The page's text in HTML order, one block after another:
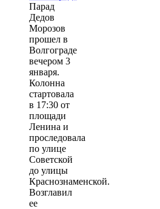
Парад
Дедов
Морозов
прошел в
Волгограде
вечером 3
января.
Колонна
стартовала
в 17:30 от
площади
Ленина и
проследовала
по улице
Советской
до улицы
Краснознаменской.
Возглавил
ее